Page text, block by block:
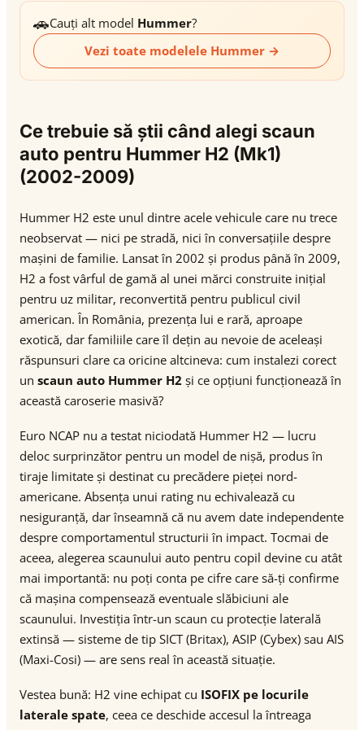
🚗Cauți alt model Hummer?
Vezi toate modelele Hummer →
Ce trebuie să știi când alegi scaun
auto pentru Hummer H2 (Mk1)
(2002-2009)
Hummer H2 este unul dintre acele vehicule care nu trece
neobservat — nici pe stradă, nici în conversațiile despre
mașini de familie. Lansat în 2002 și produs până în 2009,
H2 a fost vârful de gamă al unei mărci construite inițial
pentru uz militar, reconvertită pentru publicul civil
american. În România, prezența lui e rară, aproape
exotică, dar familiile care îl dețin au nevoie de aceleași
răspunsuri clare ca oricine altcineva: cum instalezi corect
un scaun auto Hummer H2 și ce opțiuni funcționează în
această caroserie masivă?
Euro NCAP nu a testat niciodată Hummer H2 — lucru
deloc surprinzător pentru un model de nișă, produs în
tiraje limitate și destinat cu precădere pieței nord-
americane. Absența unui rating nu echivalează cu
nesiguranță, dar înseamnă că nu avem date independente
despre comportamentul structurii în impact. Tocmai de
aceea, alegerea scaunului auto pentru copil devine cu atât
mai importantă: nu poți conta pe cifre care să-ți confirme
că mașina compensează eventuale slăbiciuni ale
scaunului. Investiția într-un scaun cu protecție laterală
extinsă — sisteme de tip SICT (Britax), ASIP (Cybex) sau AIS
(Maxi-Cosi) — are sens real în această situație.
Vestea bună: H2 vine echipat cu ISOFIX pe locurile
laterale spate, ceea ce deschide accesul la întreaga